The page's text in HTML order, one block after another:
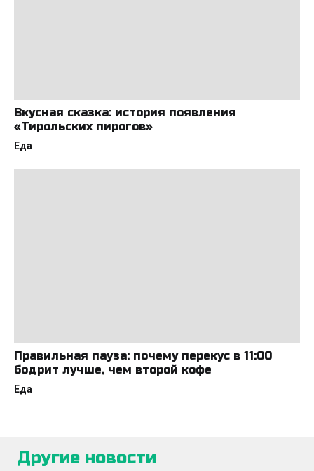
Вкусная сказка: история появления
«Тирольских пирогов»
Еда
Правильная пауза: почему перекус в 11:00
бодрит лучше, чем второй кофе
Еда
Другие новости